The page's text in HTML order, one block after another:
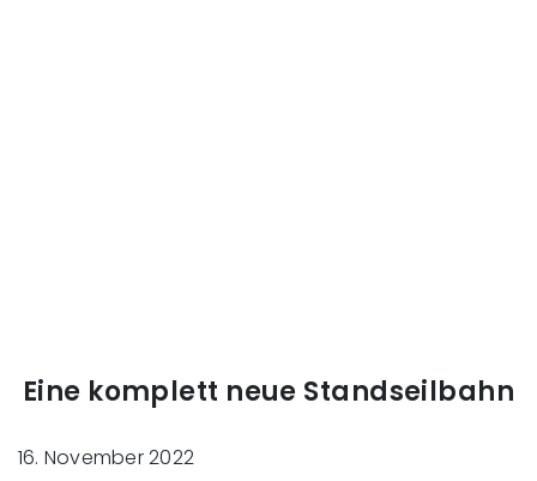
Eine komplett neue Standseilbahn
16. November 2022